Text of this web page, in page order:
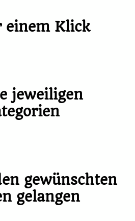
Klick
jeweiligen
gewünschten
gelangen